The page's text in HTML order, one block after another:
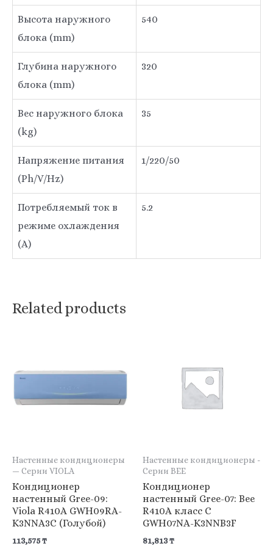
Высота наружного
блока (mm)
540
Глубина наружного
блока (mm)
320
Вес наружного блока
(kg)
35
Напряжение питания
(Ph/V/Hz)
1/220/50
Потребляемый ток в
режиме охлаждения
(A)
5.2
Related products
Настенные кондиционеры
— Серии VIOLA
Кондиционер
настенный Gree-09:
Viola R410A GWH09RA-
K3NNA3C (Голубой)
113,575₸
Настенные кондиционеры -
Серии BEE
Кондиционер
настенный Gree-07: Bee
R410A класс С
GWH07NA-K3NNB3F
81,813₸